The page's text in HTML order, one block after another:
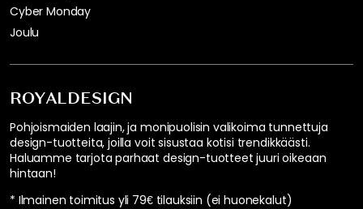
ROYALDESIGN
Pohjoismaiden laajin, ja monipuolisin valikoima tunnettuja
design-tuotteita, joilla voit sisustaa kotisi trendikkäästi.
Haluamme tarjota parhaat design-tuotteet juuri oikeaan
hintaan!
* Ilmainen toimitus yli 79€ tilauksiin (ei huonekalut)
Cyber Monday
Joulu